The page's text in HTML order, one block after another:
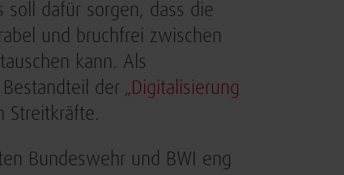
soll dafür sorgen, dass die
und bruchfrei zwischen
kann. Als
der „Digitalisierung
Streitkräfte.
Bundeswehr und BWI eng